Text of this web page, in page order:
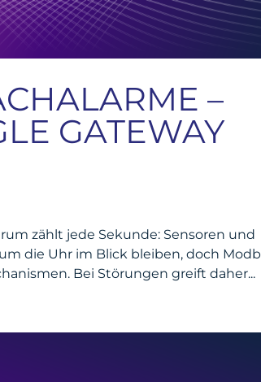
–
GATEWAY
zählt jede Sekunde: Sensoren und
die Uhr im Blick bleiben, doch
Bei Störungen greift daher...